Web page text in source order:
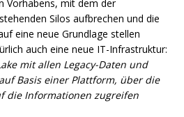
Vorhabens, mit dem der
Silos aufbrechen und die
eine neue Grundlage stellen
auch eine neue IT-Infrastruktur:
mit allen Legacy-Daten und
Basis einer Plattform, über die
die Informationen zugreifen